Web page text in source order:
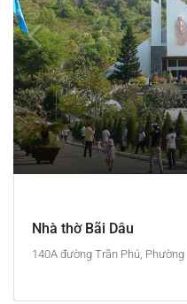
Nhà thờ Bãi Dâu
140A đường Trần Phú, Phường